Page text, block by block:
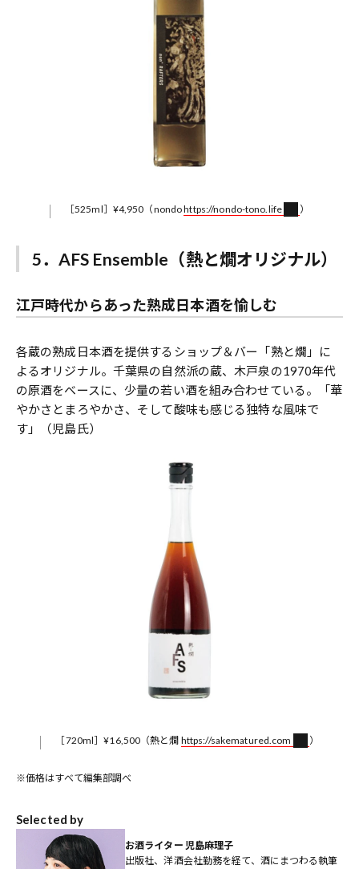
［525ml］¥4,950（nondohttps://nondo-tono.life ）
5．AFS Ensemble（熱と燗オリジナル）
江戸時代からあった熟成日本酒を愉しむ
各蔵の熟成日本酒を提供するショップ＆バー「熟と燗」に
よるオリジナル。千葉県の自然派の蔵、木戸泉の1970年代
の原酒をベースに、少量の若い酒を組み合わせている。「華
やかさとまろやかさ、そして酸味も感じる独特な風味で
す」（児島氏）
［720ml］¥16,500（熱と燗 https://sakematured.com ）
※価格はすべて編集部調べ
Selected by
お酒ライター 児島麻理子
出版社、洋酒会社勤務を経て、酒にまつわる執筆